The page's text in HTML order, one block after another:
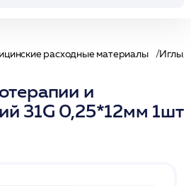
расходные материалы Иглы/
и
31G 0,25*12мм 1шт